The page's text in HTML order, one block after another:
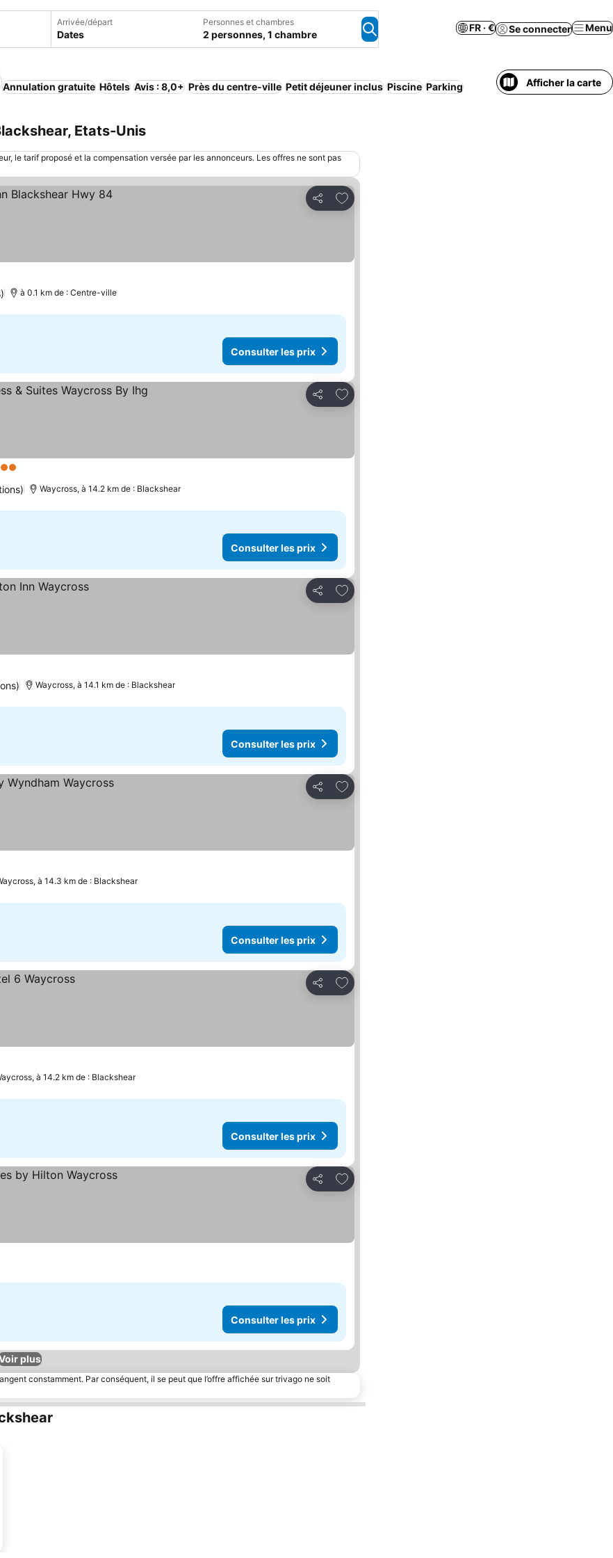
Arrivée/départ
Dates
Personnes et chambres
2 personnes, 1 chambre
FR · € Se connecter Menu
Annulation gratuite Hôtels Avis : 8,0+ Près du centre-ville Petit déjeuner inclus Piscine Parking Afficher la carte
Etats-Unis
le tarif proposé et la compensation versée par les annonceurs. Les offres ne sont pas
Partager
Ajouter à mes favoris
à 0.1 km de : Centre-ville
Consulter les prix
Partager
Ajouter à mes favoris
Waycross, à 14.2 km de : Blackshear
Consulter les prix
Partager
Ajouter à mes favoris
Waycross, à 14.1 km de : Blackshear
Consulter les prix
Partager
Ajouter à mes favoris
à 14.3 km de : Blackshear
Consulter les prix
Partager
Ajouter à mes favoris
à 14.2 km de : Blackshear
Consulter les prix
Partager
Ajouter à mes favoris
Consulter les prix
plus
constamment. Par conséquent, il se peut que l’offre affichée sur trivago ne soit